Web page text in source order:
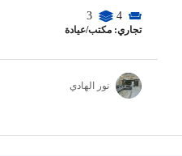
4
3
تجاري: مكتب/عيادة
نور الهادي